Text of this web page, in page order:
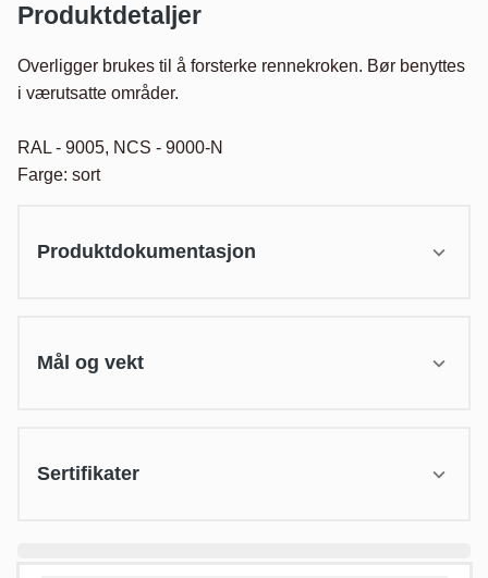
Produktdetaljer
Overligger brukes til å forsterke rennekroken. Bør benyttes
i værutsatte områder.
RAL - 9005, NCS - 9000-N
Farge: sort
Produktdokumentasjon
Mål og vekt
Sertifikater